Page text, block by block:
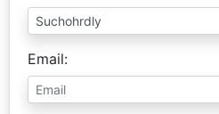
Email